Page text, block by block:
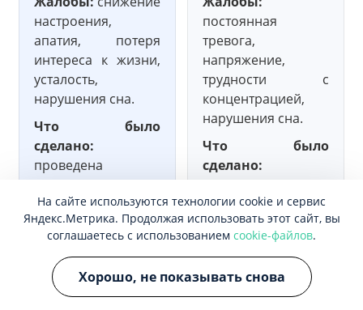
настроения,
апатия, потеря
интереса к жизни,
усталость,
нарушения сна.
Что было
сделано:
проведена
диагностика,
назначена терапия
и
психотерапевтическая
поддержка.
Результат:
через
постоянная
тревога,
напряжение,
трудности с
концентрацией,
нарушения сна.
Что было
сделано:
комплексная
терапия,
включающая
медикаментозное
лечение и
психотерапию.
На сайте используются технологии cookie и сервис
Яндекс.Метрика. Продолжая использовать этот сайт, вы
соглашаетесь с использованием cookie-файлов.
Хорошо, не показывать снова